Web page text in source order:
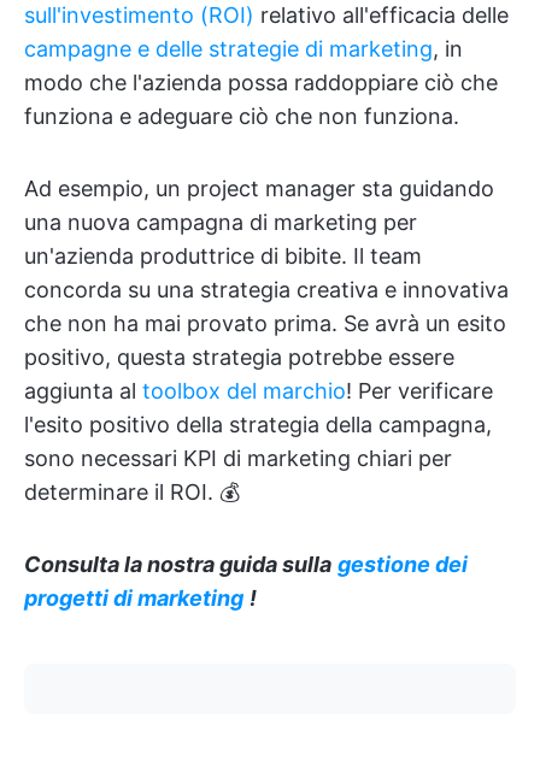
sull'investimento (ROI) relativo all'efficacia delle
campagne e delle strategie di marketing, in
modo che l'azienda possa raddoppiare ciò che
funziona e adeguare ciò che non funziona.
Ad esempio, un project manager sta guidando
una nuova campagna di marketing per
un'azienda produttrice di bibite. Il team
concorda su una strategia creativa e innovativa
che non ha mai provato prima. Se avrà un esito
positivo, questa strategia potrebbe essere
aggiunta al toolbox del marchio! Per verificare
l'esito positivo della strategia della campagna,
sono necessari KPI di marketing chiari per
determinare il ROI. 💰
Consulta la nostra guida sulla gestione dei
progetti di marketing !